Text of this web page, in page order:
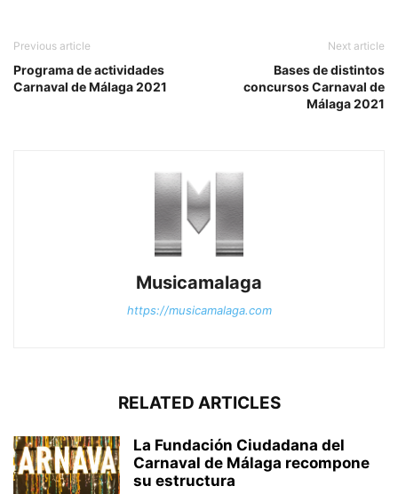
Previous article
Programa de actividades
Carnaval de Málaga 2021
Next article
Bases de distintos
concursos Carnaval de
Málaga 2021
Musicamalaga
https://musicamalaga.com
RELATED ARTICLES
La Fundación Ciudadana del
Carnaval de Málaga recompone
su estructura